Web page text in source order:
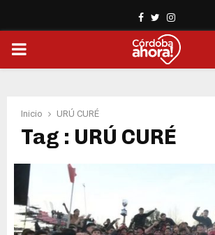
Facebook
TwitterInstagram
PRIMARY
Inicio URÚ CURÉ
Tag : URÚ CURÉ